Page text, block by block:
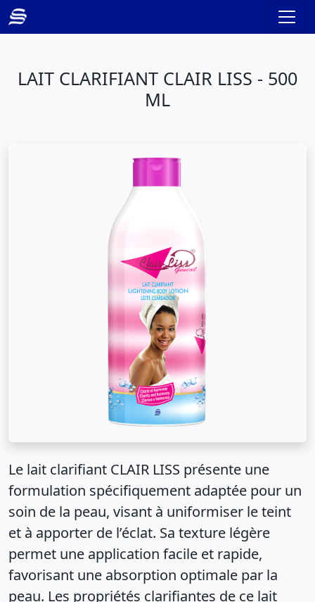
LAIT CLARIFIANT CLAIR LISS - 500
ML
Le lait clarifiant CLAIR LISS présente une
formulation spécifiquement adaptée pour un
soin de la peau, visant à uniformiser le teint
et à apporter de l’éclat. Sa texture légère
permet une application facile et rapide,
favorisant une absorption optimale par la
peau. Les propriétés clarifiantes de ce lait